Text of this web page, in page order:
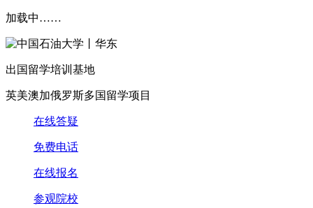
加载中……
出国留学培训基地
英美澳加俄罗斯多国留学项目
在线答疑
免费电话
在线报名
参观院校